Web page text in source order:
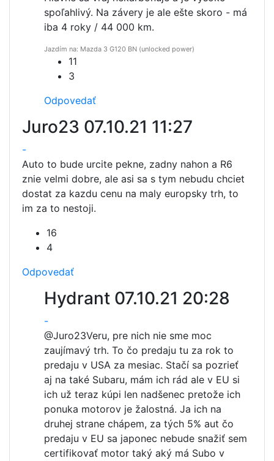
spoľahlivý. Na závery je ale ešte skoro - má
iba 4 roky / 44 000 km.
Jazdím na: Mazda 3 G120 BN (unlocked power)
11
3
Odpovedať
Juro23 07.10.21 11:27
-
Auto to bude urcite pekne, zadny nahon a R6
znie velmi dobre, ale asi sa s tym nebudu chciet
dostat za kazdu cenu na maly europsky trh, to
im za to nestoji.
16
4
Odpovedať
Hydrant 07.10.21 20:28
-
@Juro23Veru, pre nich nie sme moc
zaujímavý trh. To čo predaju tu za rok to
predaju v USA za mesiac. Stačí sa pozrieť
aj na také Subaru, mám ich rád ale v EU si
ich už teraz kúpi len nadšenec pretože ich
ponuka motorov je žalostná. Ja ich na
druhej strane chápem, za tých 5% aut čo
predaju v EU sa japonec nebude snažiť sem
certifikovať motor taký aký má Subo v